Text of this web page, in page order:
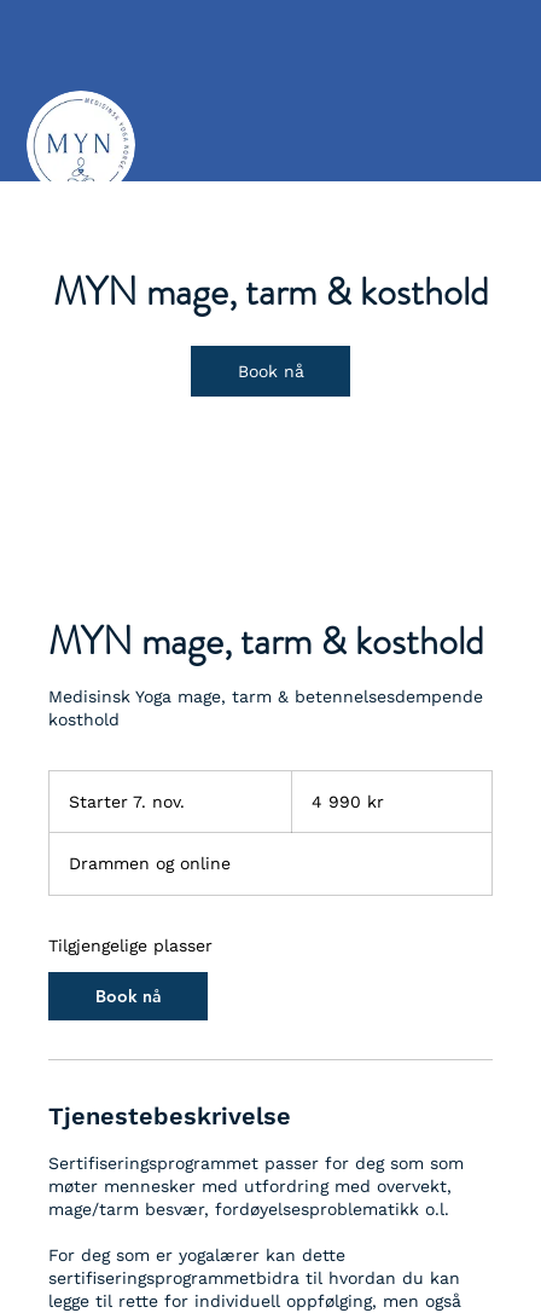
MYN mage, tarm & kosthold
Book nå
MYN mage, tarm & kosthold
Medisinsk Yoga mage, tarm & betennelsesdempende
kosthold
Starter 7. nov.
r
t
r
kroner4 990 kr
Drammen og online
Tilgjengelige plasser
Book nå
Tjenestebeskrivelse
Sertifiseringsprogrammet passer for deg som som
møter mennesker med utfordring med overvekt,
mage/tarm besvær, fordøyelsesproblematikk o.l.
For deg som er yogalærer kan dette
sertifiseringsprogrammetbidra til hvordan du kan
legge til rette for individuell oppfølging, men også